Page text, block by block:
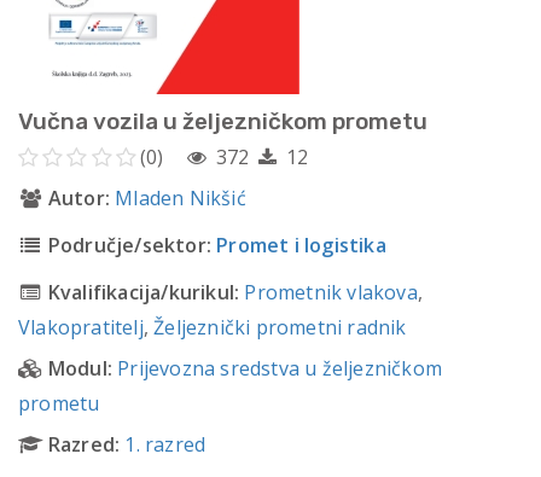
Vučna vozila u željezničkom prometu
(0) 372
12
Autor: Mladen Nikšić
Područje/sektor: Promet i logistika
Kvalifikacija/kurikul: Prometnik vlakova,
Vlakopratitelj,Željeznički prometni radnik
Modul: Prijevozna sredstva u željezničkom
prometu
Razred: 1. razred